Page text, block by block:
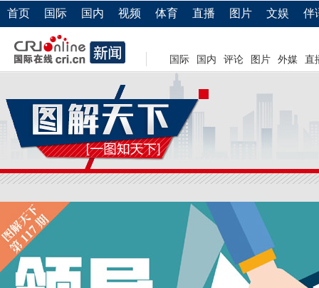
首页 国际 国内 视频 体育 直播 图片 文娱 伴
国际 国内 评论 图片 外媒 直